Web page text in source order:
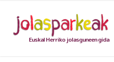
Euskal Herriko jolasguneen gida